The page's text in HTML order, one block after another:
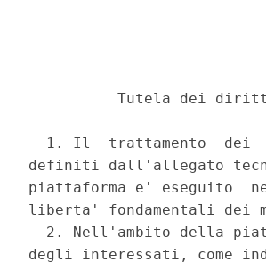
Tutela dei
1. Il  trattamento  dei
definiti dall'allegato
piattaforma e' eseguito
liberta' fondamentali dei
2. Nell'ambito della
degli interessati,